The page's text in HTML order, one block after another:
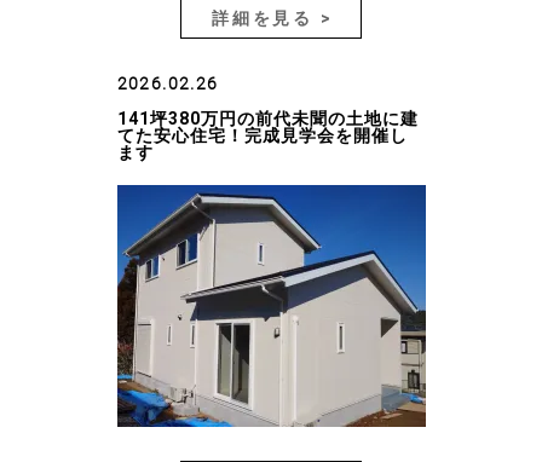
詳細を見る >
2026.02.26
141坪380万円の前代未聞の土地に建
てた安心住宅！完成見学会を開催し
ます